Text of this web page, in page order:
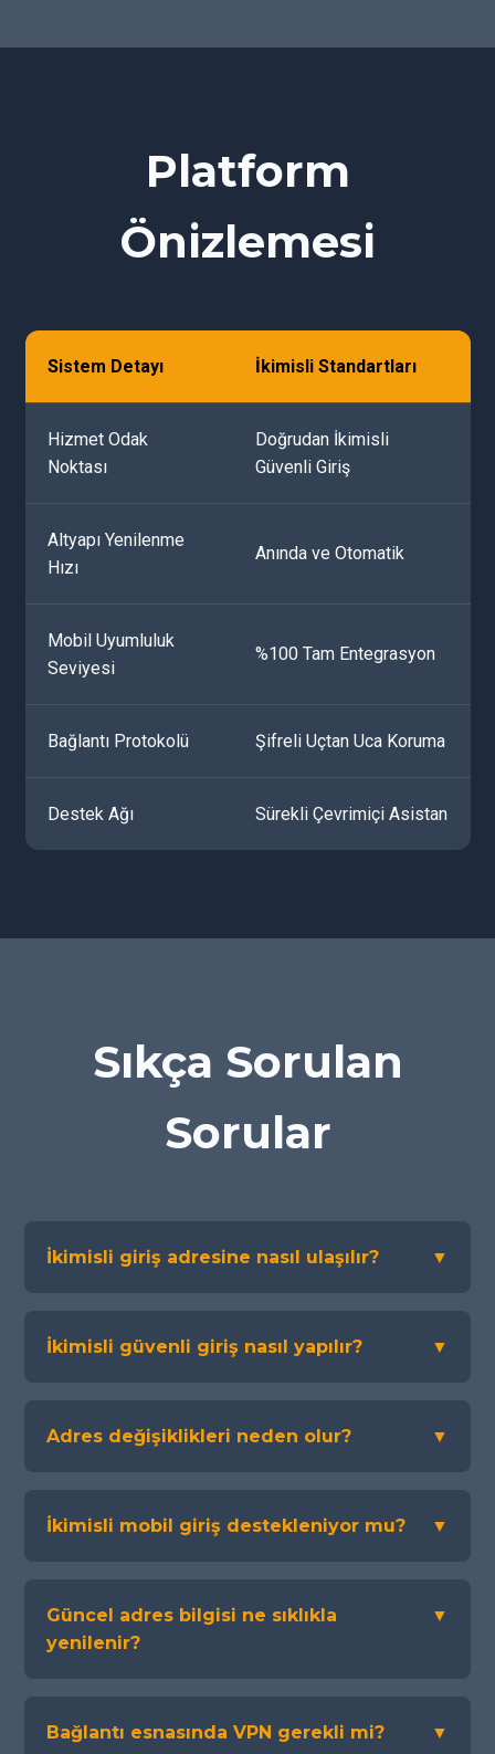
Platform
Önizlemesi
Sistem Detayı İkimisli Standartları
Hizmet Odak
Noktası
Doğrudan İkimisli
Güvenli Giriş
Altyapı Yenilenme
Hızı
Anında ve Otomatik
Mobil Uyumluluk
Seviyesi
%100 Tam Entegrasyon
Bağlantı Protokolü Şifreli Uçtan Uca Koruma
Destek Ağı Sürekli Çevrimiçi Asistan
Sıkça Sorulan
Sorular
İkimisli giriş adresine nasıl ulaşılır? ▼
İkimisli güvenli giriş nasıl yapılır? ▼
Adres değişiklikleri neden olur? ▼
İkimisli mobil giriş destekleniyor mu? ▼
Güncel adres bilgisi ne sıklıkla
yenilenir?
▼
Bağlantı esnasında VPN gerekli mi? ▼